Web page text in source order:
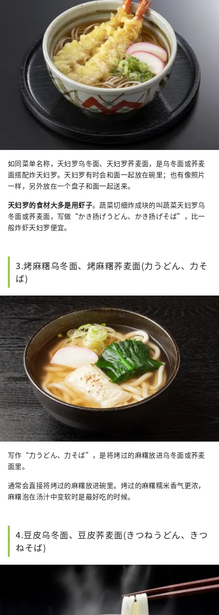
如同菜单名称，天妇罗乌冬面、天妇罗荞麦面，是乌冬面或荞麦
面搭配炸天妇罗。天妇罗有时会和面一起放在碗里；也有像照片
一样，另外放在一个盘子和面一起送来。
天妇罗的食材大多是用虾子。蔬菜切细炸成块的叫蔬菜天妇罗乌
冬面或荞麦面，写做“かき扬げうどん、かき扬げそば”，比一
般炸虾天妇罗便宜。
3.烤麻糬乌冬面、烤麻糬荞麦面(力うどん、力そ
ば)
写作“力うどん、力そば”，是将烤过的麻糬放进乌冬面或荞麦
面里。
通常会直接将烤过的麻糬放进碗里。烤过的麻糬糯米香气更浓，
麻糬泡在汤汁中变软时是最好吃的时候。
4.豆皮乌冬面、豆皮荞麦面(きつねうどん、きつ
ねそば)